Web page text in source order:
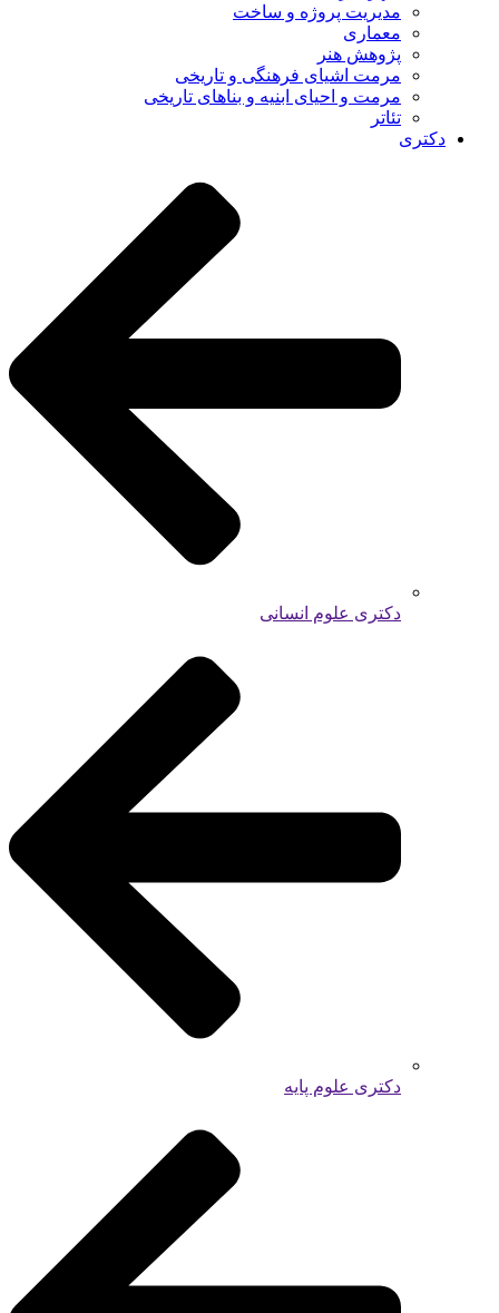
مدیریت پروژه و ساخت
معماری
پژوهش هنر
مرمت اشیای فرهنگی و تاریخی
مرمت و احیای ابنیه و بناهای تاریخی
تئاتر
دکتری
دکتری علوم انسانی
دکتری علوم پایه